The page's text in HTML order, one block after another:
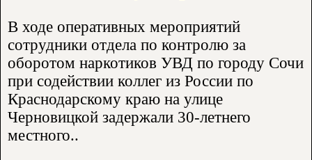
В ходе оперативных мероприятий
сотрудники отдела по контролю за
оборотом наркотиков УВД по городу Сочи
при содействии коллег из России по
Краснодарскому краю на улице
Черновицкой задержали 30-летнего
местного..